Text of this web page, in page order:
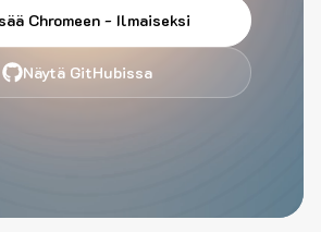
Chromeen - Ilmaiseksi
Näytä GitHubissa